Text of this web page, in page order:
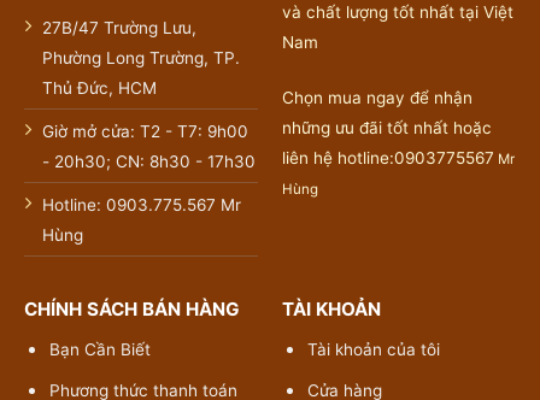
27B/47 Trường Lưu,
Phường Long Trường, TP.
Thủ Đức, HCM
Giờ mở cửa: T2 - T7: 9h00
- 20h30; CN: 8h30 - 17h30
Hotline: 0903.775.567 Mr
Hùng
và chất lượng tốt nhất tại Việt
Nam
Chọn mua ngay để nhận
những ưu đãi tốt nhất hoặc
liên hệ hotline:0903775567 Mr
Hùng
CHÍNH SÁCH BÁN HÀNG
Bạn Cần Biết
Phương thức thanh toán
TÀI KHOẢN
Tài khoản của tôi
Cửa hàng